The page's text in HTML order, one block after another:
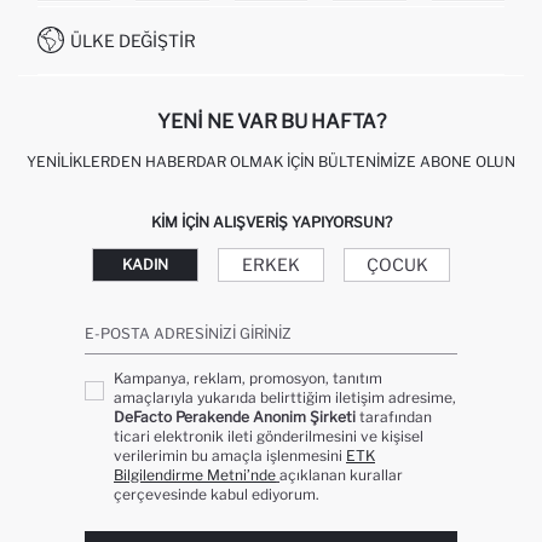
İŞLEM REHBERI
KAMPANYALAR
0850 333 22 86
ÜLKE DEĞIŞTIR
YENI NE VAR BU HAFTA?
YENILIKLERDEN HABERDAR OLMAK İÇIN BÜLTENIMIZE ABONE OLUN
KIM IÇIN ALIŞVERIŞ YAPIYORSUN?
KADIN ERKEK ÇOCUK
E-POSTA ADRESINIZI GIRINIZ
Kampanya, reklam, promosyon, tanıtım
amaçlarıyla yukarıda belirttiğim iletişim adresime,
DeFacto Perakende Anonim Şirketi tarafından
ticari elektronik ileti gönderilmesini ve kişisel
verilerimin bu amaçla işlenmesini ETK
Bilgilendirme Metni’nde açıklanan kurallar
çerçevesinde kabul ediyorum.